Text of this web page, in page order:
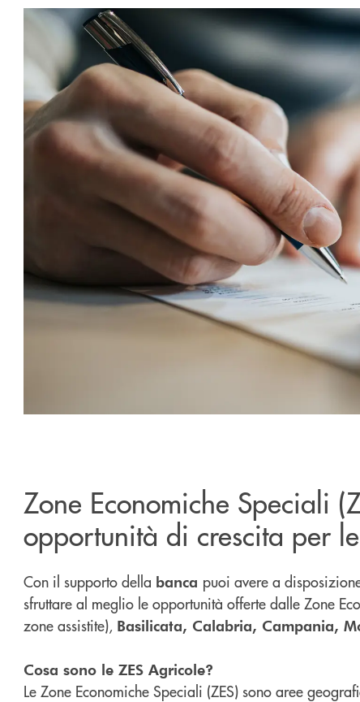
Zone Economiche Speciali
opportunità di crescita per
Con il supporto della banca puoi avere a
sfruttare al meglio le opportunità offerte dalle Zone
zone assistite), Basilicata, Calabria, Campania,
Cosa sono le ZES Agricole?
Le Zone Economiche Speciali (ZES) sono aree